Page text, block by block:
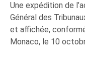
Une expédition de
Général des
et affichée,
Monaco, le 10